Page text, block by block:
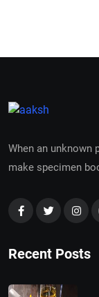
When an unknown
make specimen
Recent Posts